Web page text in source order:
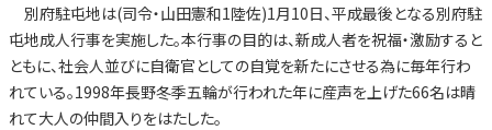
別府駐屯地は(司令・山田憲和1陸佐)1月10日、平成最後となる別府駐
屯地成人行事を実施した。本行事の目的は、新成人者を祝福・激励すると
ともに、社会人並びに自衛官としての自覚を新たにさせる為に毎年行わ
れている。1998年長野冬季五輪が行われた年に産声を上げた66名は晴
れて大人の仲間入りをはたした。